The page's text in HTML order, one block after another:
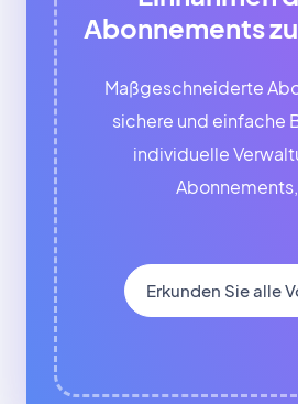
Abonnements
Maßgeschneiderte
sichere und einfache
individuelle
Erkunden Sie alle